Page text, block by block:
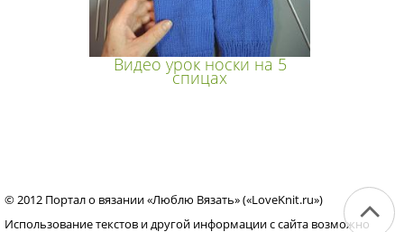
Видео урок носки на 5
спицах
© 2012 Портал о вязании «Люблю Вязать» («LoveKnit.ru»)
Использование текстов и другой информации с сайта возможно